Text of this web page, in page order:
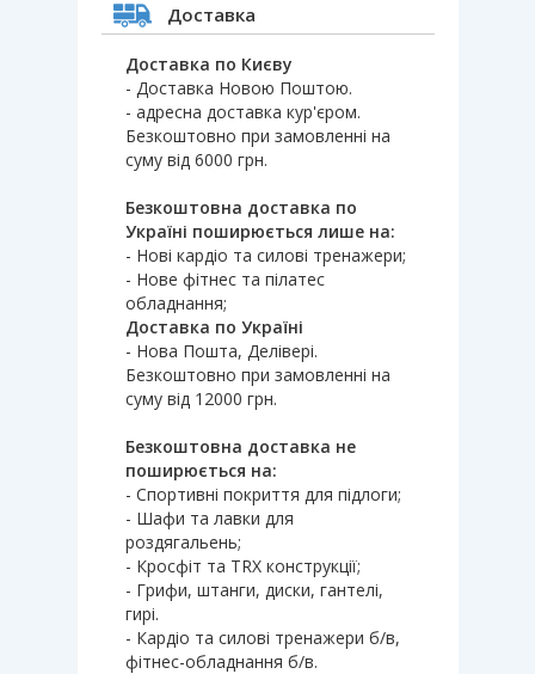
Доставка
Доставка по Києву
- Доставка Новою Поштою.
- адресна доставка кур'єром.
Безкоштовно при замовленні на
суму від 6000 грн.
Безкоштовна доставка по
Україні поширюється лише на:
- Нові кардіо та силові тренажери;
- Нове фітнес та пілатес
обладнання;
Доставка по Україні
- Нова Пошта, Делівері.
Безкоштовно при замовленні на
суму від 12000 грн.
Безкоштовна доставка не
поширюється на:
- Спортивні покриття для підлоги;
- Шафи та лавки для
роздягальень;
- Кросфіт та TRX конструкції;
- Грифи, штанги, диски, гантелі,
гирі.
- Кардіо та силові тренажери б/в,
фітнес-обладнання б/в.